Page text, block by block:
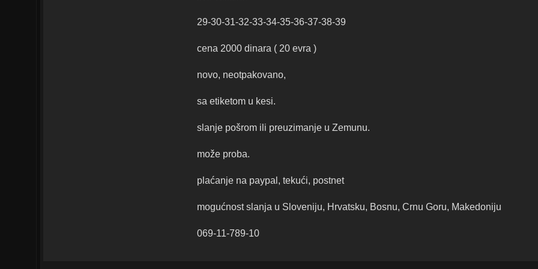
29-30-31-32-33-34-35-36-37-38-39
cena 2000 dinara ( 20 evra )
novo, neotpakovano,
sa etiketom u kesi.
slanje pošrom ili preuzimanje u Zemunu.
može proba.
plaćanje na paypal, tekući, postnet
mogućnost slanja u Sloveniju, Hrvatsku, Bosnu, Crnu Goru, Makedoniju
069-11-789-10